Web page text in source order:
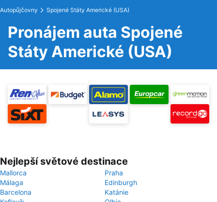
Autopůjčovny Spojené Státy Americké (USA)
Pronájem auta Spojené
Státy Americké (USA)
Nejlepší světové destinace
Mallorca
Praha
Málaga
Edinburgh
Barcelona
Katánie